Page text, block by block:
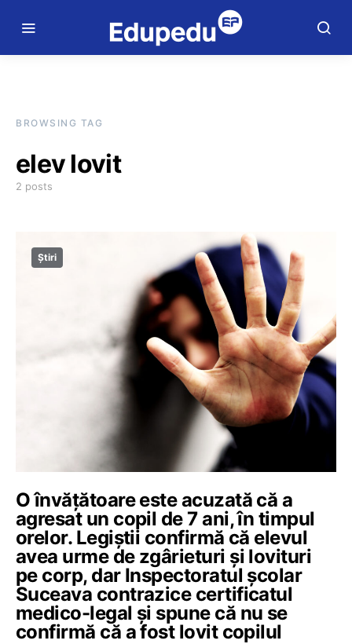
BROWSING TAG
elev lovit
2 posts
Știri
O învățătoare este acuzată că a
agresat un copil de 7 ani, în timpul
orelor. Legiștii confirmă că elevul
avea urme de zgârieturi și lovituri
pe corp, dar Inspectoratul școlar
Suceava contrazice certificatul
medico-legal și spune că nu se
confirmă că a fost lovit copilul